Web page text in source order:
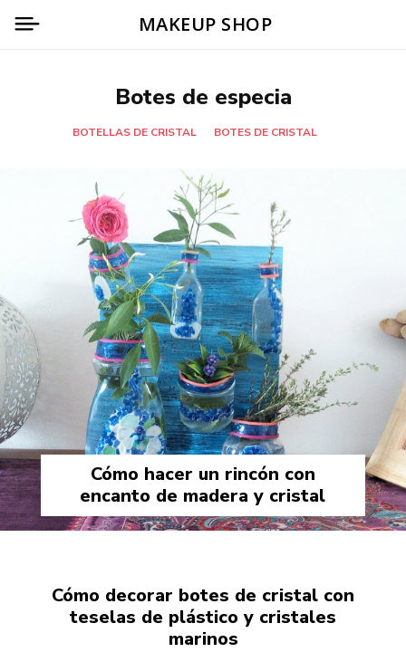
MAKEUP SHOP
Botes de especia
BOTELLAS DE CRISTAL BOTES DE CRISTAL
Cómo hacer un rincón con
encanto de madera y cristal
Cómo decorar botes de cristal con
teselas de plástico y cristales
marinos